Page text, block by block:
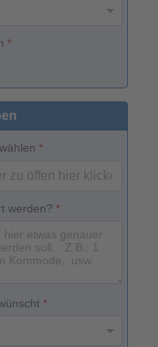
*
*
werden? *
*